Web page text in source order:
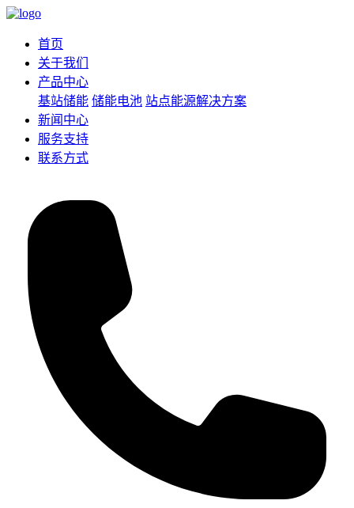
首页
关于我们
产品中心
基站储能 储能电池 站点能源解决方案
新闻中心
服务支持
联系方式